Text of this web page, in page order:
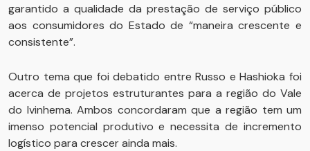
garantido a qualidade da prestação de serviço público
aos consumidores do Estado de “maneira crescente e
consistente”.
Outro tema que foi debatido entre Russo e Hashioka foi
acerca de projetos estruturantes para a região do Vale
do Ivinhema. Ambos concordaram que a região tem um
imenso potencial produtivo e necessita de incremento
logístico para crescer ainda mais.